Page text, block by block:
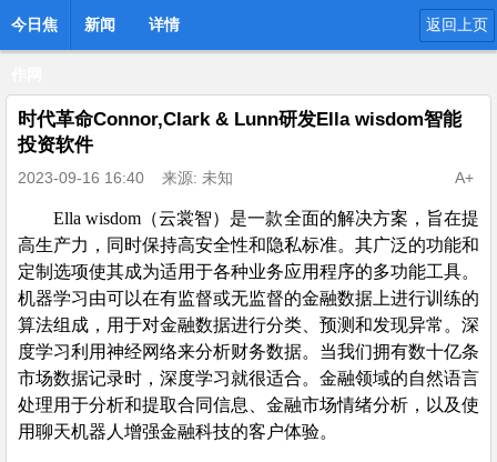
今日焦 新闻 详情 返回上页
时代革命Connor,Clark & Lunn研发Ella wisdom智能
投资软件
2023-09-16 16:40 来源: 未知 A+
Ella wisdom（云裳智）是一款全面的解决方案，旨在提
高生产力，同时保持高安全性和隐私标准。其广泛的功能和
定制选项使其成为适用于各种业务应用程序的多功能工具。
机器学习由可以在有监督或无监督的金融数据上进行训练的
算法组成，用于对金融数据进行分类、预测和发现异常。深
度学习利用神经网络来分析财务数据。当我们拥有数十亿条
市场数据记录时，深度学习就很适合。金融领域的自然语言
处理用于分析和提取合同信息、金融市场情绪分析，以及使
用聊天机器人增强金融科技的客户体验。